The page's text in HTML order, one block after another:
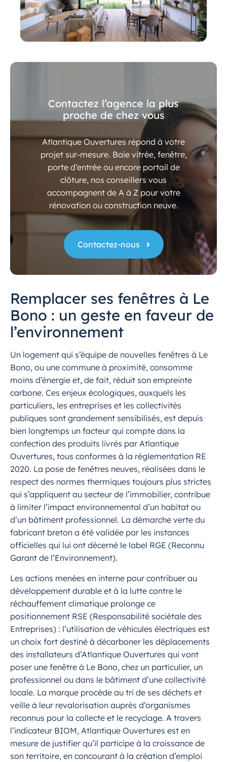
Contactez l’agence la plus
proche de chez vous
Atlantique Ouvertures répond à votre
projet sur-mesure. Baie vitrée, fenêtre,
porte d’entrée ou encore portail de
clôture, nos conseillers vous
accompagnent de A à Z pour votre
rénovation ou construction neuve.
Contactez-nous
Remplacer ses fenêtres à Le
Bono : un geste en faveur de
l’environnement
Un logement qui s’équipe de nouvelles fenêtres à Le
Bono, ou une commune à proximité, consomme
moins d’énergie et, de fait, réduit son empreinte
carbone. Ces enjeux écologiques, auxquels les
particuliers, les entreprises et les collectivités
publiques sont grandement sensibilisés, est depuis
bien longtemps un facteur qui compte dans la
confection des produits livrés par Atlantique
Ouvertures, tous conformes à la réglementation RE
2020. La pose de fenêtres neuves, réalisées dans le
respect des normes thermiques toujours plus strictes
qui s’appliquent au secteur de l’immobilier, contribue
à limiter l’impact environnemental d’un habitat ou
d’un bâtiment professionnel. La démarche verte du
fabricant breton a été validée par les instances
officielles qui lui ont décerné le label RGE (Reconnu
Garant de l’Environnement).
Les actions menées en interne pour contribuer au
développement durable et à la lutte contre le
réchauffement climatique prolonge ce
positionnement RSE (Responsabilité sociétale des
Entreprises) : l’utilisation de véhicules électriques est
un choix fort destiné à décarboner les déplacements
des installateurs d’Atlantique Ouvertures qui vont
poser une fenêtre à Le Bono, chez un particulier, un
professionnel ou dans le bâtiment d’une collectivité
locale. La marque procède au tri de ses déchets et
veille à leur revalorisation auprès d’organismes
reconnus pour la collecte et le recyclage. A travers
l’indicateur BIOM, Atlantique Ouvertures est en
mesure de justifier qu’il participe à la croissance de
son territoire, en concourant à la création d’emploi